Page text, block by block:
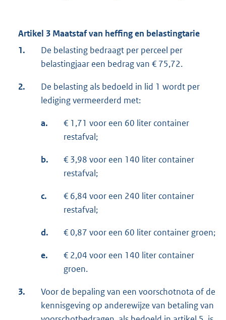
Artikel 3 Maatstaf van heffing en belastingtarie
1.
De belasting bedraagt per perceel per
belastingjaar een bedrag van € 75,72.
2.
De belasting als bedoeld in lid 1 wordt per
lediging vermeerderd met:
a.
€ 1,71 voor een 60 liter container
restafval;
b.
€ 3,98 voor een 140 liter container
restafval;
c.
€ 6,84 voor een 240 liter container
restafval;
d. € 0,87 voor een 60 liter container groen;
e.
€ 2,04 voor een 140 liter container
groen.
3.
Voor de bepaling van een voorschotnota of de
kennisgeving op anderewijze van betaling van